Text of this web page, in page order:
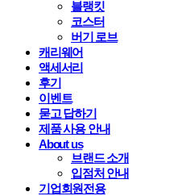
블랭킷
코스터
버기 로브
캐리웨어
액세서리
후기
이벤트
묻고 답하기
제품 사용 안내
About us
브랜드 소개
입점처 안내
기업회원전용